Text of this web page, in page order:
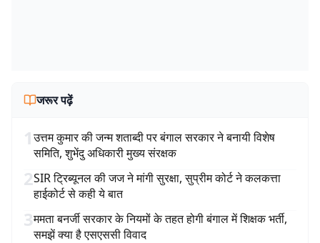
जरूर पढ़ें
1उत्तम कुमार की जन्म शताब्दी पर बंगाल सरकार ने बनायी विशेष
समिति, शुभेंदु अधिकारी मुख्य संरक्षक
2SIR ट्रिब्यूनल की जज ने मांगी सुरक्षा, सुप्रीम कोर्ट ने कलकत्ता
हाईकोर्ट से कही ये बात
3ममता बनर्जी सरकार के नियमों के तहत होगी बंगाल में शिक्षक भर्ती,
समझें क्या है एसएससी विवाद